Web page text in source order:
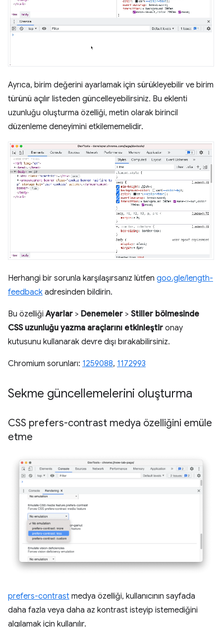
Ayrıca, birim değerini ayarlamak için sürükleyebilir ve birim
türünü açılır listeden güncelleyebilirsiniz. Bu eklenti
uzunluğu oluşturma özelliği, metin olarak birincil
düzenleme deneyimini etkilememelidir.
Herhangi bir sorunla karşılaşırsanız lütfen goo.gle/length-
feedback adresinden bildirin.
Bu özelliğiAyarlar > Denemeler > Stiller bölmesinde
CSS uzunluğu yazma araçlarını etkinleştir onay
kutusunu kullanarak devre dışı bırakabilirsiniz.
Chromium sorunları: 1259088, 1172993
Sekme güncellemelerini oluşturma
CSS prefers-contrast medya özelliğini emüle
etme
prefers-contrast medya özelliği, kullanıcının sayfada
daha fazla veya daha az kontrast isteyip istemediğini
algılamak için kullanılır.